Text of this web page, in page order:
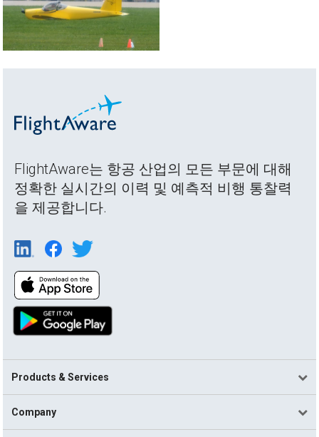
FlightAware는 항공 산업의 모든 부문에 대해
정확한 실시간의 이력 및 예측적 비행 통찰력
을 제공합니다.
Products & Services
Company